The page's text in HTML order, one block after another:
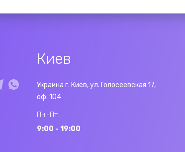
Киев
Украина г. Киев, ул. Голосеевская 17,
оф. 104
Пн.-Пт.
9:00 - 19:00